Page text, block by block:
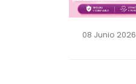
08 Junio 2026